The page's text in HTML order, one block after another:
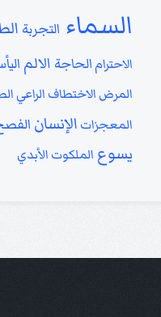
السماء التجربة
الاحترام الحاجة الالم
المرض الاختطاف الراعي
المعجزات الإنسان
يسوع الملكوت الأبدي